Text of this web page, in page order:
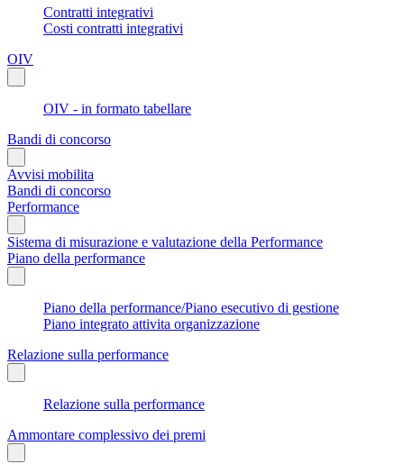
Contratti integrativi
Costi contratti integrativi
OIV
OIV - in formato tabellare
Bandi di concorso
Avvisi mobilita
Bandi di concorso
Performance
Sistema di misurazione e valutazione della Performance
Piano della performance
Piano della performance/Piano esecutivo di gestione
Piano integrato attivita organizzazione
Relazione sulla performance
Relazione sulla performance
Ammontare complessivo dei premi